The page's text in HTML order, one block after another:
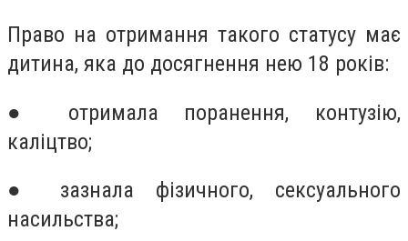
Право на отримання такого статусу має
дитина, яка до досягнення нею 18 років:
● отримала поранення, контузію,
каліцтво;
● зазнала фізичного, сексуального
насильства;